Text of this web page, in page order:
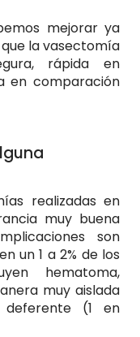
mejorar ya
la vasectomía
rápida en
en comparación
realizadas en
muy buena
son
un 1 a 2% de los
hematoma,
muy aislada
deferente (1 en